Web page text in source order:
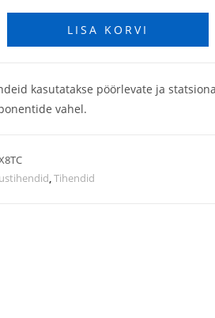
LISA KORVI
kasutatakse pöörlevate ja
vahel.
,Tihendid